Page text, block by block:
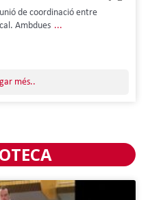
de coordinació entre
Ambdues ...
més..